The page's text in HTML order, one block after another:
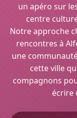
un apéro sur
centre
Notre approche
rencontres à
une
cette ville
compagnons
écrire